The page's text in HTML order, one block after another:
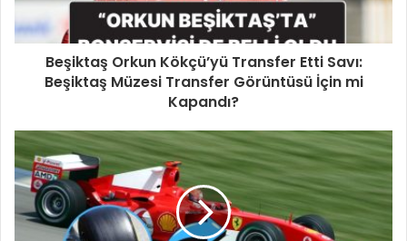
Beşiktaş Orkun Kökçü’yü Transfer Etti Savı:
Beşiktaş Müzesi Transfer Görüntüsü İçin mi
Kapandı?